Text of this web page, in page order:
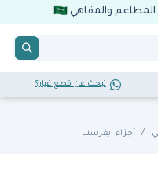
والمقاهي
تبحث عن قطع غيار؟
أجزاء ايفرست